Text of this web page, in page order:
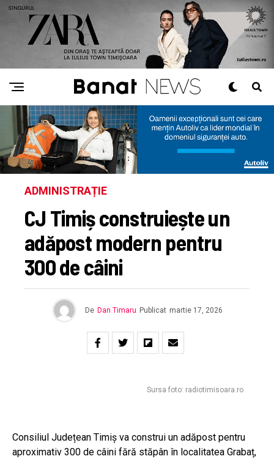
ADMINISTRAȚIE
CJ Timiș construiește un
adăpost modern pentru
300 de câini
De Dan Timaru Publicat martie 17, 2026
Sursa foto: radiotimisoara.ro
Consiliul Județean Timiș va construi un adăpost pentru
aproximativ 300 de câini fără stăpân în localitatea Grabaț,